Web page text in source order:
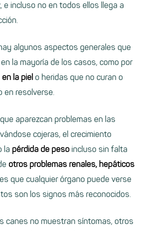
e incluso no en todos ellos llega a
algunos aspectos generales que
la mayoría de los casos, como por
la piel o heridas que no curan o
en resolverse.
aparezcan problemas en las
cojeras, el crecimiento
la pérdida de peso incluso sin falta
otros problemas renales, hepáticos
que cualquier órgano puede verse
son los signos más reconocidos.
canes no muestran síntomas, otros